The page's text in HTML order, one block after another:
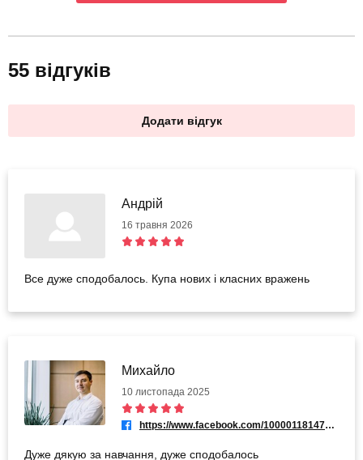
55 відгуків
Додати відгук
Андрій
16 травня 2026
Все дуже сподобалось. Купа нових і класних вражень
Михайло
10 листопада 2025
https://www.facebook.com/100001181476645
Дуже дякую за навчання, дуже сподобалось